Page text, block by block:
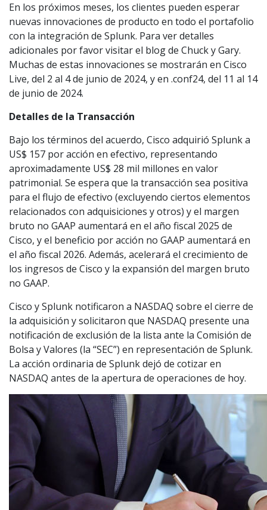
En los próximos meses, los clientes pueden esperar
nuevas innovaciones de producto en todo el portafolio
con la integración de Splunk. Para ver detalles
adicionales por favor visitar el blog de Chuck y Gary.
Muchas de estas innovaciones se mostrarán en Cisco
Live, del 2 al 4 de junio de 2024, y en .conf24, del 11 al 14
de junio de 2024.
Detalles de la Transacción
Bajo los términos del acuerdo, Cisco adquirió Splunk a
US$ 157 por acción en efectivo, representando
aproximadamente US$ 28 mil millones en valor
patrimonial. Se espera que la transacción sea positiva
para el flujo de efectivo (excluyendo ciertos elementos
relacionados con adquisiciones y otros) y el margen
bruto no GAAP aumentará en el año fiscal 2025 de
Cisco, y el beneficio por acción no GAAP aumentará en
el año fiscal 2026. Además, acelerará el crecimiento de
los ingresos de Cisco y la expansión del margen bruto
no GAAP.
Cisco y Splunk notificaron a NASDAQ sobre el cierre de
la adquisición y solicitaron que NASDAQ presente una
notificación de exclusión de la lista ante la Comisión de
Bolsa y Valores (la “SEC”) en representación de Splunk.
La acción ordinaria de Splunk dejó de cotizar en
NASDAQ antes de la apertura de operaciones de hoy.